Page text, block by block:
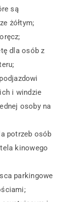
są
żółtym;
dla osób z
i windzie
osoby na
potrzeb osób
kinowego
parkingowe